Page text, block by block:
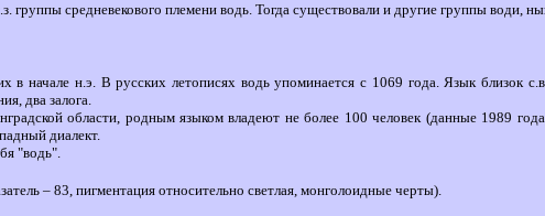
группы средневекового племени водь. Тогда существовали и другие группы води,
в начале н.э. В русских летописях водь упоминается с 1069 года. Язык близок
два залога.
области, родным языком владеют не более 100 человек (данные 1989
диалект.
"водь".
– 83, пигментация относительно светлая, монголоидные черты).